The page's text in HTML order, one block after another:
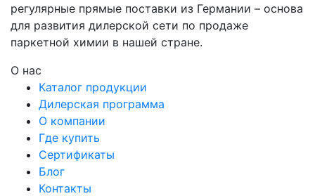
регулярные прямые поставки из Германии – основа
для развития дилерской сети по продаже
паркетной химии в нашей стране.
О нас
Каталог продукции
Дилерская программа
О компании
Где купить
Сертификаты
Блог
Контакты